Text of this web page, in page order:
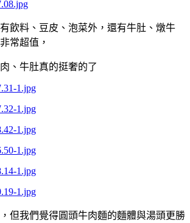
飲料、豆皮、泡菜外，還有牛肚、燉牛
常超值，
、牛肚真的挺奢的了
但我們覺得圓頭牛肉麵的麵體與湯頭更勝